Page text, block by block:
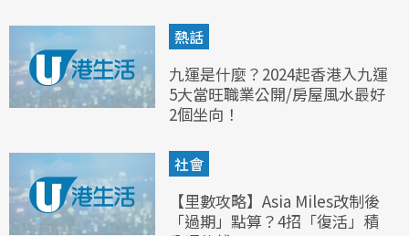
熱話
九運是什麼？2024起香港入九運
5大當旺職業公開/房屋風水最好
2個坐向！
社會
【里數攻略】Asia Miles改制後
「過期」點算？4招「復活」積